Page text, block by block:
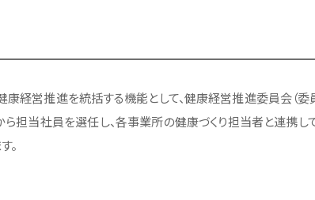
経営推進を統括する機能として、健康経営推進委員会（委
担当社員を選任し、各事業所の健康づくり担当者と連携し
。